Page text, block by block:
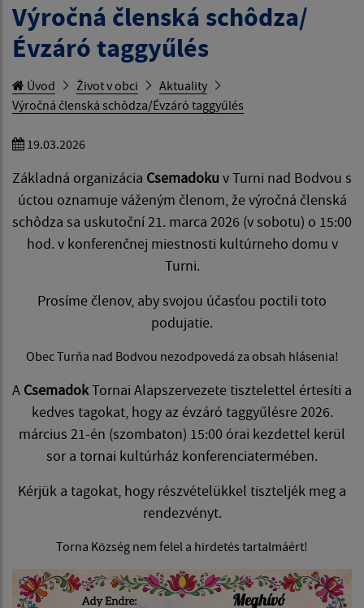
Výročná členská schôdza/
Évzáró taggyűlés
Úvod Život v obci
Aktuality
Výročná členská schôdza/Évzáró taggyűlés
19.03.2026
Základná organizácia Csemadoku v Turni nad Bodvou s
úctou oznamuje váženým členom, že výročná členská
schôdza sa uskutoční 21. marca 2026 (v sobotu) o 15:00
hod. v konferenčnej miestnosti kultúrneho domu v
Turni.
Prosíme členov, aby svojou účasťou poctili toto
podujatie.
Obec Turňa nad Bodvou nezodpovedá za obsah hlásenia!
A CsemadokTornai Alapszervezete tisztelettel értesíti a
kedves tagokat, hogy az évzáró taggyűlésre 2026.
március 21-én (szombaton) 15:00 órai kezdettel kerül
sor a tornai kultúrház konferenciatermében.
Kérjük a tagokat, hogy részvételükkel tiszteljék meg a
rendezvényt.
Torna Község nem felel a hirdetés tartalmáért!